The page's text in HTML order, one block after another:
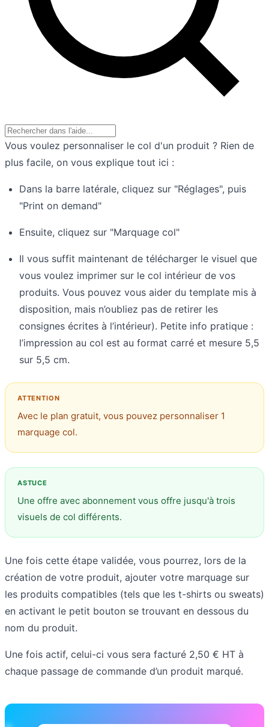
Vous voulez personnaliser le col d'un produit ? Rien de
plus facile, on vous explique tout ici :
Dans la barre latérale, cliquez sur "Réglages", puis
"Print on demand"
Ensuite, cliquez sur "Marquage col"
Il vous suffit maintenant de télécharger le visuel que
vous voulez imprimer sur le col intérieur de vos
produits. Vous pouvez vous aider du template mis à
disposition, mais n’oubliez pas de retirer les
consignes écrites à l’intérieur). Petite info pratique :
l’impression au col est au format carré et mesure 5,5
sur 5,5 cm.
Avec le plan gratuit, vous pouvez personnaliser 1
marquage col.
Une offre avec abonnement vous offre jusqu'à trois
visuels de col différents.
Une fois cette étape validée, vous pourrez, lors de la
création de votre produit, ajouter votre marquage sur
les produits compatibles (tels que les t-shirts ou sweats)
en activant le petit bouton se trouvant en dessous du
nom du produit.
Une fois actif, celui-ci vous sera facturé 2,50 € HT à
chaque passage de commande d’un produit marqué.